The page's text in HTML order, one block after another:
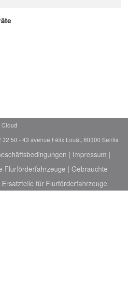
32 50 - 43 avenue Félix Louât, 60300 Senlis
| Impressum |
Flurförderfahrzeuge | Gebrauchte
Ersatzteile für Flurförderfahrzeuge